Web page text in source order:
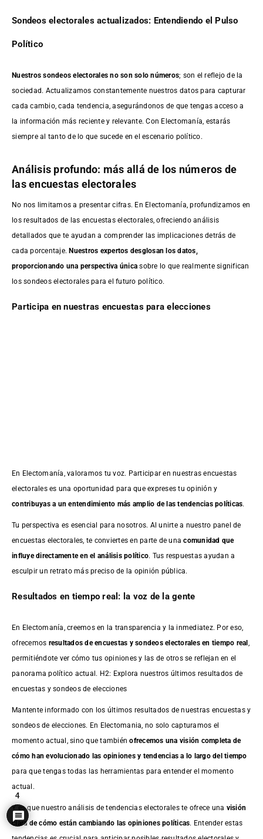
Sondeos electorales actualizados: Entendiendo el Pulso
Político
Nuestros sondeos electorales no son solo números; son el reflejo de la
sociedad. Actualizamos constantemente nuestros datos para capturar
cada cambio, cada tendencia, asegurándonos de que tengas acceso a
la información más reciente y relevante. Con Electomanía, estarás
siempre al tanto de lo que sucede en el escenario político.
Análisis profundo: más allá de los números de
las encuestas electorales
No nos limitamos a presentar cifras. En Electomanía, profundizamos en
los resultados de las encuestas electorales, ofreciendo análisis
detallados que te ayudan a comprender las implicaciones detrás de
cada porcentaje.Nuestros expertos desglosan los datos,
proporcionando una perspectiva única sobre lo que realmente significan
los sondeos electorales para el futuro político.
Participa en nuestras encuestas para elecciones
En Electomanía, valoramos tu voz. Participar en nuestras encuestas
electorales es una oportunidad para que expreses tu opinión y
contribuyas a un entendimiento más amplio de las tendencias políticas.
Tu perspectiva es esencial para nosotros. Al unirte a nuestro panel de
encuestas electorales, te conviertes en parte de unacomunidad que
influye directamente en el análisis político. Tus respuestas ayudan a
esculpir un retrato más preciso de la opinión pública.
Resultados en tiempo real: la voz de la gente
En Electomanía, creemos en la transparencia y la inmediatez. Por eso,
ofrecemos resultados deencuestas y sondeos electorales en tiempo real
permitiéndote ver cómo tus opiniones y las de otros se reflejan en el
panorama político actual. H2: Explora nuestros últimos resultados de
encuestas y sondeos de elecciones
Mantente informado con los últimos resultados de nuestras encuestasy
sondeos de elecciones. En Electomania, no solo capturamos el
momento actual, sino que tambiénofrecemos una visión completa de
cómo han evolucionado las opiniones y tendencias a lo largo del tiempo
para que tengas todas las herramientas para entender el momento
actual.
Y es que nuestro análisis de tendencias electorales te ofrece una visión
clara de cómo están cambiando las opiniones políticas. Entender estas
4